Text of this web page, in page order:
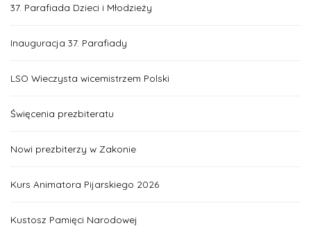
37. Parafiada Dzieci i Młodzieży
Inauguracja 37. Parafiady
LSO Wieczysta wicemistrzem Polski
Święcenia prezbiteratu
Nowi prezbiterzy w Zakonie
Kurs Animatora Pijarskiego 2026
Kustosz Pamięci Narodowej